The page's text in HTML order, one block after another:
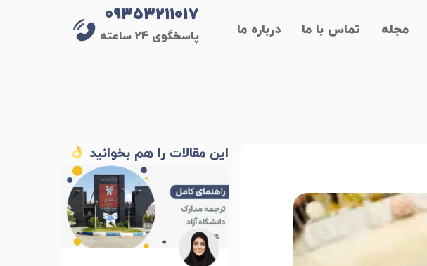
مجله تماس با ما درباره ما
۰۹۳۵۳۲۱۱۰۱۷
پاسخگوی 24 ساعته
این مقالات را هم بخوانید